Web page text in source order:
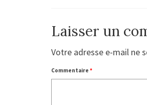
Laisser un
Votre adresse e-mail ne
Commentaire *